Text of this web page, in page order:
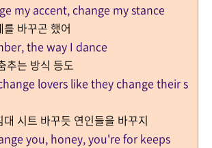
my accent, change my stance
바꾸곤 했어
the way I dance
추는 방식 등도
lovers like they change their s
시트 바꾸듯 연인들을 바꾸지
you, honey, you're for keeps